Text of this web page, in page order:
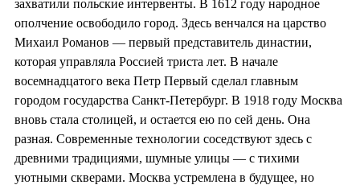
захватили польские интервенты. В 1612 году народное
ополчение освободило город. Здесь венчался на царство
Михаил Романов — первый представитель династии,
которая управляла Россией триста лет. В начале
восемнадцатого века Петр Первый сделал главным
городом государства Санкт-Петербург. В 1918 году Москва
вновь стала столицей, и остается ею по сей день. Она
разная. Современные технологии соседствуют здесь с
древними традициями, шумные улицы — с тихими
уютными скверами. Москва устремлена в будущее, но